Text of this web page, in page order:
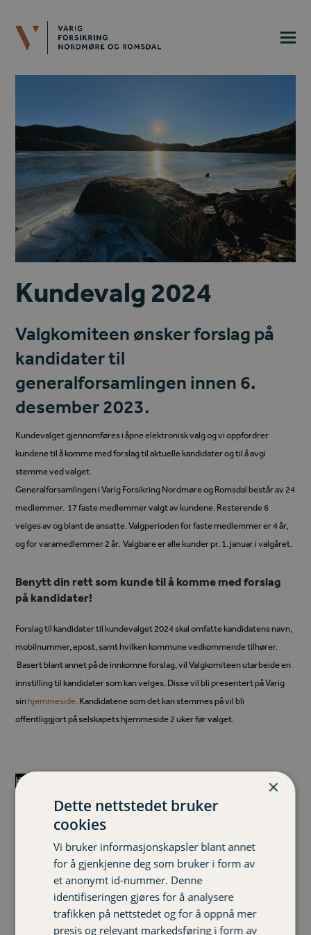
Kundevalg 2024
Valgkomiteen ønsker forslag på
kandidater til
generalforsamlingen innen 6.
desember 2023.
Kundevalget gjennomføres i åpne elektronisk valg og vi oppfordrer
kundene til å komme med forslag til aktuelle kandidater og til å avgi
stemme ved valget.
Generalforsamlingen i Varig Forsikring Nordmøre og Romsdal består av 24
medlemmer. 17 faste medlemmer valgt av kundene. Resterende 6
velges av og blant de ansatte. Valgperioden for faste medlemmer er 4 år,
og for varamedlemmer 2 år. Valgbare er alle kunder pr. 1. januar i valgåret.
Benytt din rett som kunde til å komme med forslag
på kandidater!
Forslag til kandidater til kundevalget 2024 skal omfatte kandidatens navn,
mobilnummer, epost, samt hvilken kommune vedkommende tilhører.
Basert blant annet på de innkomne forslag, vil Valgkomiteen utarbeide en
innstilling til kandidater som kan velges. Disse vil bli presentert på Varig
sinhjemmeside.Kandidatene som det kan stemmes på vil bli
offentliggjort på selskapets hjemmeside 2 uker før valget.
Klikk her for å foreslå kandidater ×
Dette nettstedet bruker
cookies
Vi bruker informasjonskapsler blant annet
for å gjenkjenne deg som bruker i form av
et anonymt id-nummer. Denne
identifiseringen gjøres for å analysere
trafikken på nettstedet og for å oppnå mer
presis og relevant markedsføring i form av